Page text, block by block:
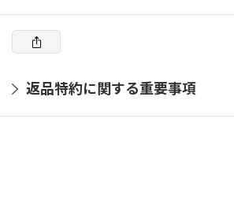
返品特約に関する重要事項